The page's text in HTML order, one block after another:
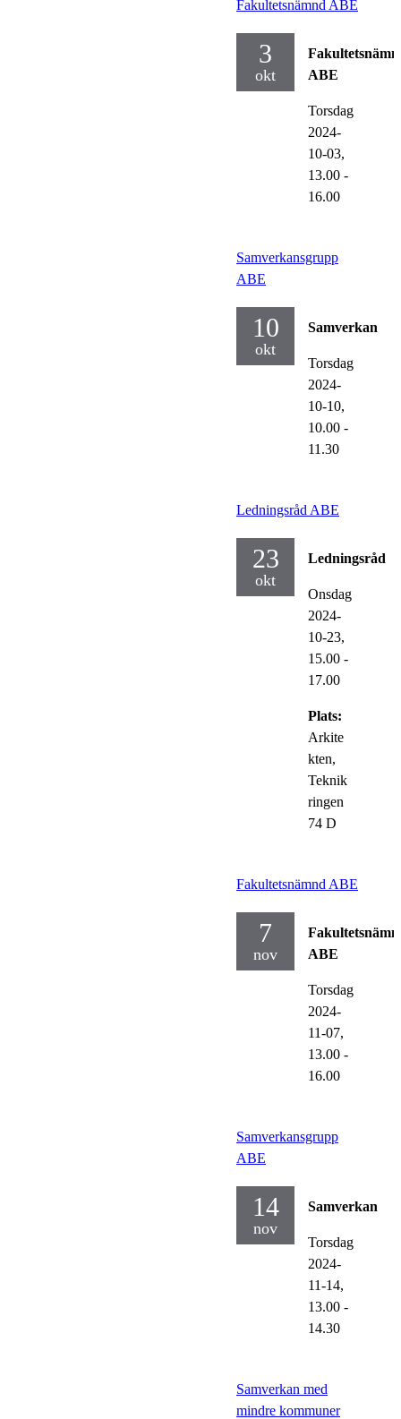
Fakultetsnämnd ABE
3
okt
ABE
Torsdag
2024-
10-03,
13.00 -
16.00
Samverkansgrupp
ABE
10
okt
Samverkan
Torsdag
2024-
10-10,
10.00 -
11.30
Ledningsråd ABE
23
okt
Ledningsråd
Onsdag
2024-
10-23,
15.00 -
17.00
Plats:
Arkite
kten,
Teknik
ringen
74 D
Fakultetsnämnd ABE
7
nov
ABE
Torsdag
2024-
11-07,
13.00 -
16.00
Samverkansgrupp
ABE
14
nov
Samverkan
Torsdag
2024-
11-14,
13.00 -
14.30
Samverkan med
mindre kommuner